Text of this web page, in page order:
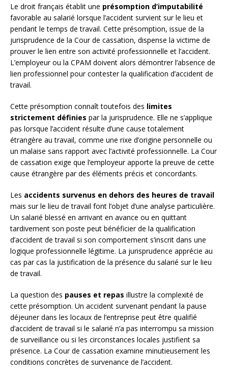
Le droit français établit une présomption d’imputabilité
favorable au salarié lorsque l’accident survient sur le lieu et
pendant le temps de travail. Cette présomption, issue de la
jurisprudence de la Cour de cassation, dispense la victime de
prouver le lien entre son activité professionnelle et l’accident.
L’employeur ou la CPAM doivent alors démontrer l’absence de
lien professionnel pour contester la qualification d’accident de
travail.
Cette présomption connaît toutefois des limites
strictement définies par la jurisprudence. Elle ne s’applique
pas lorsque l’accident résulte d’une cause totalement
étrangère au travail, comme une rixe d’origine personnelle ou
un malaise sans rapport avec l’activité professionnelle. La Cour
de cassation exige que l’employeur apporte la preuve de cette
cause étrangère par des éléments précis et concordants.
Les accidents survenus en dehors des heures de travail
mais sur le lieu de travail font l’objet d’une analyse particulière.
Un salarié blessé en arrivant en avance ou en quittant
tardivement son poste peut bénéficier de la qualification
d’accident de travail si son comportement s’inscrit dans une
logique professionnelle légitime. La jurisprudence apprécie au
cas par cas la justification de la présence du salarié sur le lieu
de travail.
La question des pauses et repas illustre la complexité de
cette présomption. Un accident survenant pendant la pause
déjeuner dans les locaux de l’entreprise peut être qualifié
d’accident de travail si le salarié n’a pas interrompu sa mission
de surveillance ou si les circonstances locales justifient sa
présence. La Cour de cassation examine minutieusement les
conditions concrètes de survenance de l’accident.